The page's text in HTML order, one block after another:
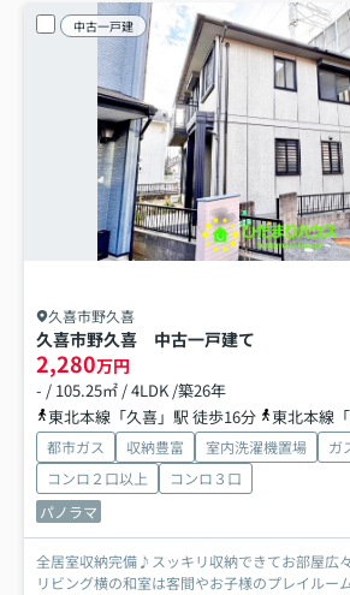
中古一戸建
久喜市野久喜
久喜市野久喜 中古一戸建て
2,280万円
- / 105.25㎡ / 4LDK /築26年
東北本線「久喜」駅 徒歩16分
東北本線
都市ガス 収納豊富 室内洗濯機置場
ガ
コンロ２口以上
コンロ３口
パノラマ
全居室収納完備♪スッキリ収納できてお部屋広
リビング横の和室は客間やお子様のプレイルー